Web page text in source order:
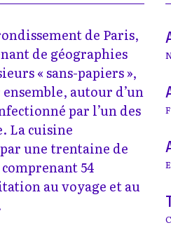
de Paris,
de géographies
« sans-papiers »,
autour d’un
par l’un des
La cuisine
une trentaine de
54
au voyage et au